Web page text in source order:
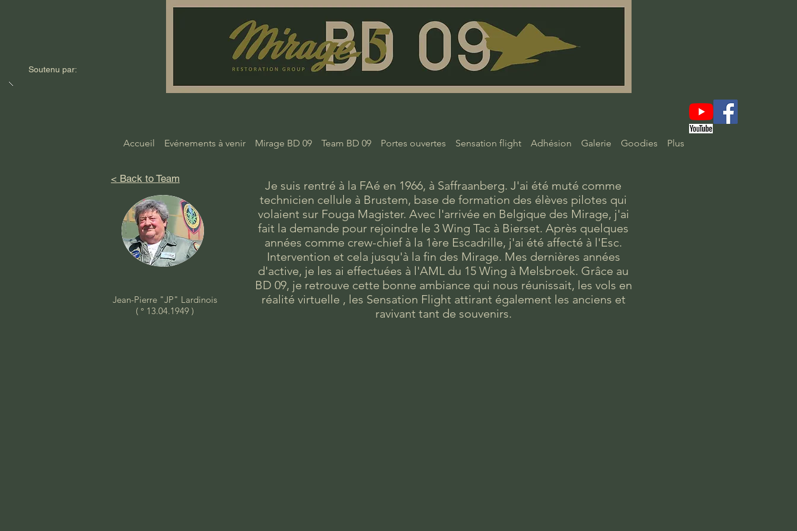
Soutenu par:
Accueil Evénements à venir Mirage BD 09 Team BD 09 Portes ouvertes Sensation flight Adhésion Galerie Goodies Plus
< Back to Team
Jean-Pierre "JP" Lardinois
( ° 13.04.1949 )
Je suis rentré à la FAé en 1966, à Saffraanberg. J'ai été muté comme
technicien cellule à Brustem, base de formation des élèves pilotes qui
volaient sur Fouga Magister. Avec l'arrivée en Belgique des Mirage, j'ai
fait la demande pour rejoindre le 3 Wing Tac à Bierset. Après quelques
années comme crew-chief à la 1ère Escadrille, j'ai été affecté à l'Esc.
Intervention et cela jusqu'à la fin des Mirage. Mes dernières années
d'active, je les ai effectuées à l'AML du 15 Wing à Melsbroek. Grâce au
BD 09, je retrouve cette bonne ambiance qui nous réunissait, les vols en
réalité virtuelle , les Sensation Flight attirant également les anciens et
ravivant tant de souvenirs.